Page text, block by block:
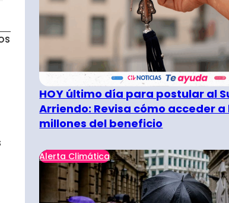
HOY último día para postular al
Arriendo: Revisa cómo acceder a
millones del beneficio
Alerta Climática